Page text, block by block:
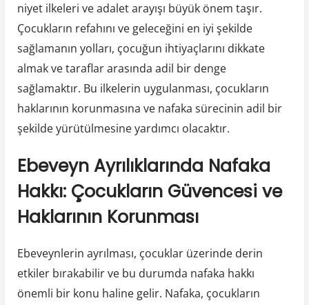
niyet ilkeleri ve adalet arayışı büyük önem taşır.
Çocukların refahını ve geleceğini en iyi şekilde
sağlamanın yolları, çocuğun ihtiyaçlarını dikkate
almak ve taraflar arasında adil bir denge
sağlamaktır. Bu ilkelerin uygulanması, çocukların
haklarının korunmasına ve nafaka sürecinin adil bir
şekilde yürütülmesine yardımcı olacaktır.
Ebeveyn Ayrılıklarında Nafaka
Hakkı: Çocukların Güvencesi ve
Haklarının Korunması
Ebeveynlerin ayrılması, çocuklar üzerinde derin
etkiler bırakabilir ve bu durumda nafaka hakkı
önemli bir konu haline gelir. Nafaka, çocukların